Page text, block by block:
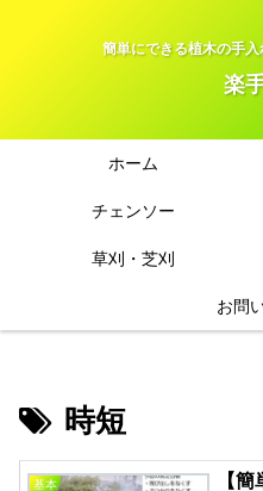
簡単にできる植木の手
楽
ホーム
チェンソー
草刈・芝刈
お問
時短
基本
【